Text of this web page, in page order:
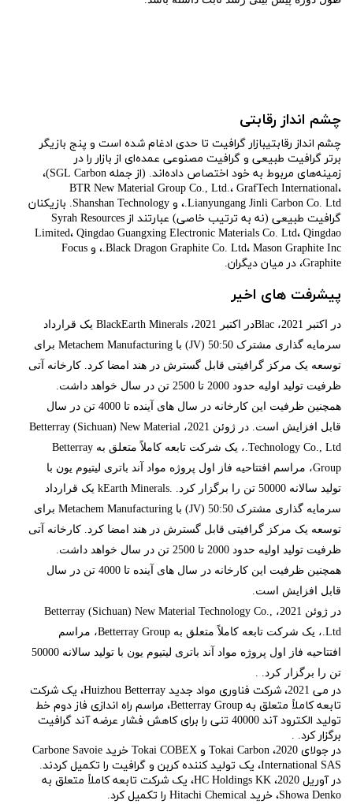
چشم انداز رقابتی
چشم انداز رقابتیبازار گرافیت تا حدی ادغام شده است و پنج بازیگر
برتر گرافیت طبیعی و گرافیت مصنوعی عمده‌ای از بازار را در
زمینه‌های مربوط به خود اختصاص داده‌اند. (از جمله SGL Carbon)،
BTR New Material Group Co., Ltd.، GrafTech International،
Lianyungang Jinli Carbon Co. Ltd.، و Shanshan Technology. بازیکنان
گرافیت طبیعی (نه به ترتیب خاصی) عبارتند از Syrah Resources
Limited، Qingdao Guangxing Electronic Materials Co. Ltd، Qingdao
Black Dragon Graphite Co. Ltd، Mason Graphite Inc.، و Focus
Graphite، در میان دیگران.
پیشرفت های اخیر
در اکتبر 2021، Blacدر اکتبر 2021، BlackEarth Minerals یک قرارداد
سرمایه گذاری مشترک 50:50 (JV) با Metachem Manufacturing برای
توسعه یک مرکز گرافیتی قابل گسترش در هند امضا کرد. کارخانه آتی
ظرفیت تولید اولیه حدود 2000 تا 2500 تن در سال خواهد داشت.
همچنین ظرفیت این کارخانه در سال های آینده تا 4000 تن در سال
قابل افزایش است. در ژوئن 2021، Betterray (Sichuan) New Material
Technology Co., Ltd.، یک شرکت تابعه کاملاً متعلق به Betterray
Group، مراسم افتتاحیه فاز اول پروژه مواد آند باتری لیتیوم یون با
تولید سالانه 50000 تن را برگزار کرد. .kEarth Minerals یک قرارداد
سرمایه گذاری مشترک 50:50 (JV) با Metachem Manufacturing برای
توسعه یک مرکز گرافیتی قابل گسترش در هند امضا کرد. کارخانه آتی
ظرفیت تولید اولیه حدود 2000 تا 2500 تن در سال خواهد داشت.
همچنین ظرفیت این کارخانه در سال های آینده تا 4000 تن در سال
قابل افزایش است.
در ژوئن 2021، Betterray (Sichuan) New Material Technology Co.,
Ltd.، یک شرکت تابعه کاملاً متعلق به Betterray Group، مراسم
افتتاحیه فاز اول پروژه مواد آند باتری لیتیوم یون با تولید سالانه 50000
تن را برگزار کرد. .
در می 2021، شرکت فناوری مواد جدید Huizhou Betterray، یک شرکت
تابعه کاملاً متعلق به Betterray Group، مراسم راه اندازی فاز دوم خط
تولید الکترود آند 40000 تنی را برای کاهش فشار عرضه آند گرافیت
برگزار کرد. .
در جولای 2020، Tokai Carbon و Tokai COBEX خرید Carbone Savoie
International SAS، یک تولید کننده کربن و گرافیت را تکمیل کردند.
در آوریل 2020، HC Holdings KK، یک شرکت تابعه کاملاً متعلق به
Showa Denko، خرید Hitachi Chemical را تکمیل کرد.